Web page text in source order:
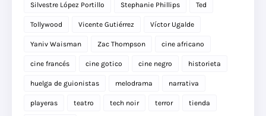
Silvestre López Portillo Stephanie Phillips Ted
Tollywood Vicente Gutiérrez Víctor Ugalde
Yaniv Waisman Zac Thompson cine africano
cine francés cine gotico cine negro historieta
huelga de guionistas melodrama narrativa
playeras teatro tech noir terror tienda